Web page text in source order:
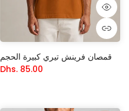
قمصان فرينش تيري كبيرة الحجم
Dhs. 85.00